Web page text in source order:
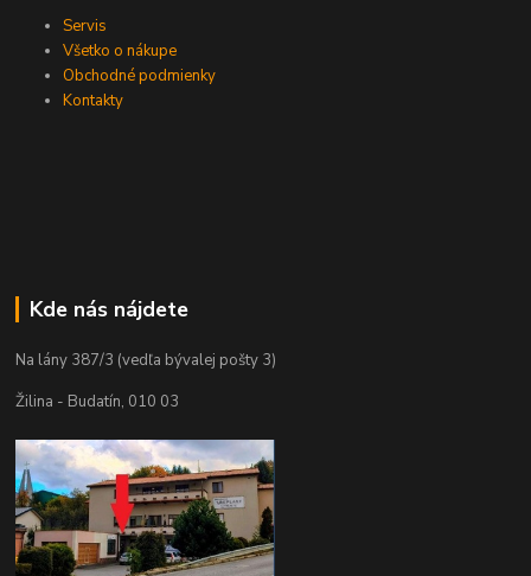
Servis
Všetko o nákupe
Obchodné podmienky
Kontakty
Kde nás nájdete
Na lány 387/3 (vedľa bývalej pošty 3)
Žilina - Budatín, 010 03